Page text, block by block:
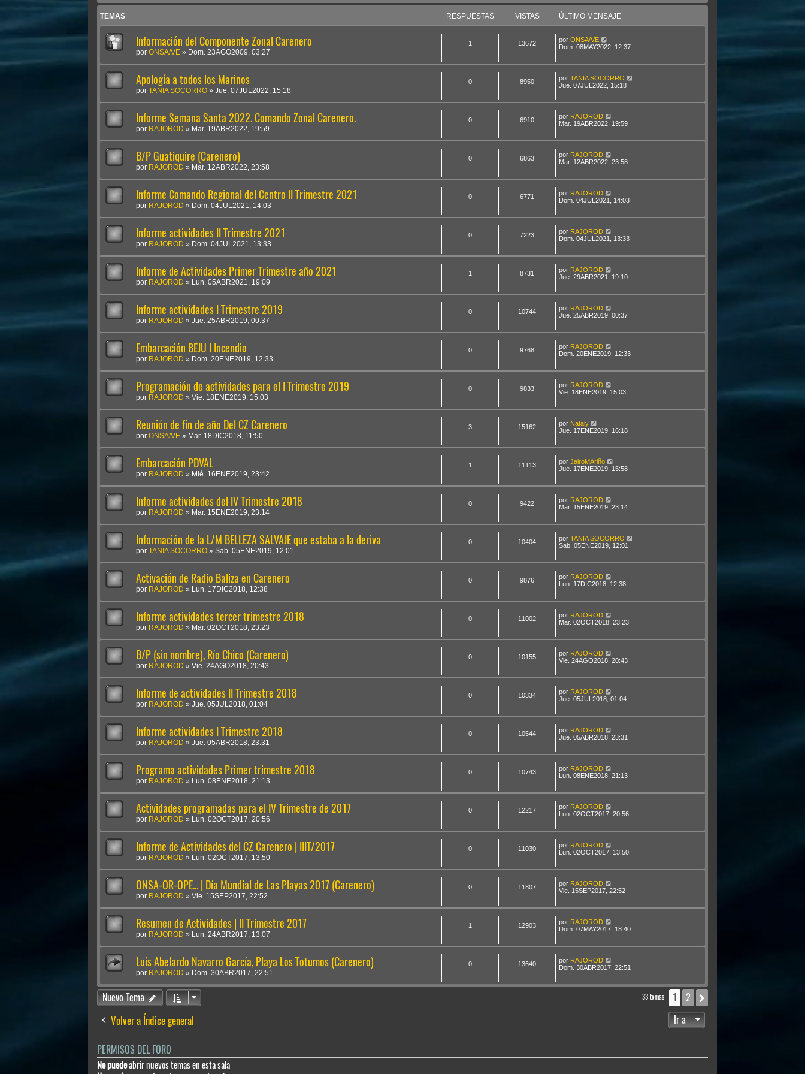
TEMAS RESPUESTAS VISTAS ÚLTIMO MENSAJE
Información del Componente Zonal Carenero
por ONSA/VE » Dom. 23AGO2009, 03:27
1 13672 por ONSA/VE
Dom. 08MAY2022, 12:37
Apología a todos los Marinos
por TANIA SOCORRO » Jue. 07JUL2022, 15:18
0 8950 por TANIA SOCORRO
Jue. 07JUL2022, 15:18
Informe Semana Santa 2022. Comando Zonal Carenero.
por RAJOROD » Mar. 19ABR2022, 19:59
0 6910 por RAJOROD
Mar. 19ABR2022, 19:59
B/P Guatiquire (Carenero)
por RAJOROD » Mar. 12ABR2022, 23:58
0 6863 por RAJOROD
Mar. 12ABR2022, 23:58
Informe Comando Regional del Centro II Trimestre 2021
por RAJOROD » Dom. 04JUL2021, 14:03
0 6771 por RAJOROD
Dom. 04JUL2021, 14:03
Informe actividades II Trimestre 2021
por RAJOROD » Dom. 04JUL2021, 13:33
0 7223 por RAJOROD
Dom. 04JUL2021, 13:33
Informe de Actividades Primer Trimestre año 2021
por RAJOROD » Lun. 05ABR2021, 19:09
1 8731 por RAJOROD
Jue. 29ABR2021, 19:10
Informe actividades I Trimestre 2019
por RAJOROD » Jue. 25ABR2019, 00:37
0 10744 por RAJOROD
Jue. 25ABR2019, 00:37
Embarcación BEJU I Incendio
por RAJOROD » Dom. 20ENE2019, 12:33
0 9768 por RAJOROD
Dom. 20ENE2019, 12:33
Programación de actividades para el I Trimestre 2019
por RAJOROD » Vie. 18ENE2019, 15:03
0 9833 por RAJOROD
Vie. 18ENE2019, 15:03
Reunión de fin de año Del CZ Carenero
por ONSA/VE » Mar. 18DIC2018, 11:50
3 15162 por Nataly
Jue. 17ENE2019, 16:18
Embarcación PDVAL
por RAJOROD » Mié. 16ENE2019, 23:42
1 11113 por JairoMAriño
Jue. 17ENE2019, 15:58
Informe actividades del IV Trimestre 2018
por RAJOROD » Mar. 15ENE2019, 23:14
0 9422 por RAJOROD
Mar. 15ENE2019, 23:14
Información de la L/M BELLEZA SALVAJE que estaba a la deriva
por TANIA SOCORRO » Sab. 05ENE2019, 12:01
0 10404 por TANIA SOCORRO
Sab. 05ENE2019, 12:01
Activación de Radio Baliza en Carenero
por RAJOROD » Lun. 17DIC2018, 12:38
0 9876 por RAJOROD
Lun. 17DIC2018, 12:38
Informe actividades tercer trimestre 2018
por RAJOROD » Mar. 02OCT2018, 23:23
0 11002 por RAJOROD
Mar. 02OCT2018, 23:23
B/P (sin nombre), Río Chico (Carenero)
por RAJOROD » Vie. 24AGO2018, 20:43
0 10155 por RAJOROD
Vie. 24AGO2018, 20:43
Informe de actividades II Trimestre 2018
por RAJOROD » Jue. 05JUL2018, 01:04
0 10334 por RAJOROD
Jue. 05JUL2018, 01:04
Informe actividades I Trimestre 2018
por RAJOROD » Jue. 05ABR2018, 23:31
0 10544 por RAJOROD
Jue. 05ABR2018, 23:31
Programa actividades Primer trimestre 2018
por RAJOROD » Lun. 08ENE2018, 21:13
0 10743 por RAJOROD
Lun. 08ENE2018, 21:13
Actividades programadas para el IV Trimestre de 2017
por RAJOROD » Lun. 02OCT2017, 20:56
0 12217 por RAJOROD
Lun. 02OCT2017, 20:56
Informe de Actividades del CZ Carenero | IIIT/2017
por RAJOROD » Lun. 02OCT2017, 13:50
0 11030 por RAJOROD
Lun. 02OCT2017, 13:50
ONSA-OR-OPE... | Día Mundial de Las Playas 2017 (Carenero)
por RAJOROD » Vie. 15SEP2017, 22:52
0 11807 por RAJOROD
Vie. 15SEP2017, 22:52
Resumen de Actividades | II Trimestre 2017
por RAJOROD » Lun. 24ABR2017, 13:07
1 12903 por RAJOROD
Dom. 07MAY2017, 18:40
Luís Abelardo Navarro García, Playa Los Totumos (Carenero)
por RAJOROD » Dom. 30ABR2017, 22:51
0 13640 por RAJOROD
Dom. 30ABR2017, 22:51
Nuevo Tema 33 temas 1 2
Volver a Índice general Ir a
PERMISOS DEL FORO
No puedeabrir nuevos temas en esta sala